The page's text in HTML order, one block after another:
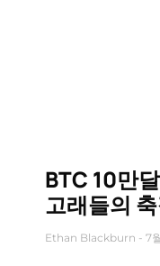
BTC 10만
고래들의
Ethan Blackburn 7